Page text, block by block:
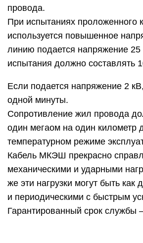
провода.
При испытаниях проложенного
используется повышенное
линию подается напряжение 25
испытания должно составлять
Если подается напряжение 2
одной минуты.
Сопротивление жил провода
один мегаом на один километр
температурном режиме
Кабель МКЭШ прекрасно
механическими и ударными
же эти нагрузки могут быть как
и периодическими с быстрым
Гарантированный срок службы